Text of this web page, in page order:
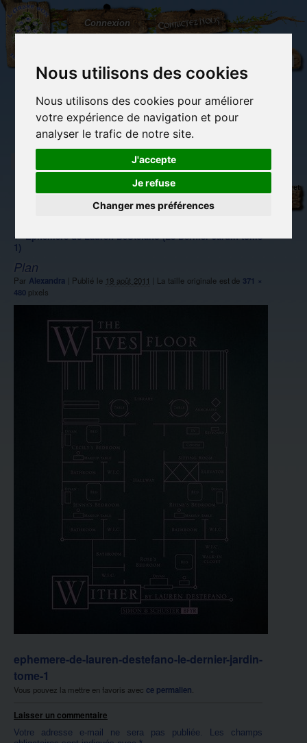
Nous utilisons des cookies
Nous utilisons des cookies pour améliorer
votre expérience de navigation et pour
analyser le trafic de notre site.
J'accepte
Je refuse
Changer mes préférences
L'Arbre
aux
100.000
Connexion Contactez-nous
(vide)
imaginaires
Carterie
papeterie
originale
manuelles,
détente et jeux
Objets déco et
cadeaux
Du côté du
←Ephémère de Lauren DeStefano (Le Dernier Jardin tome
1)
Plan
Par Alexandra | Publié le 19 août 2011 | La taille originale est de 371 ×
480 pixels
ephemere-de-lauren-destefano-le-dernier-jardin-
tome-1
Vous pouvez la mettre en favoris avec ce permalien
Laisser un commentaire
Votre adresse e-mail ne sera pas publiée.
Les champs